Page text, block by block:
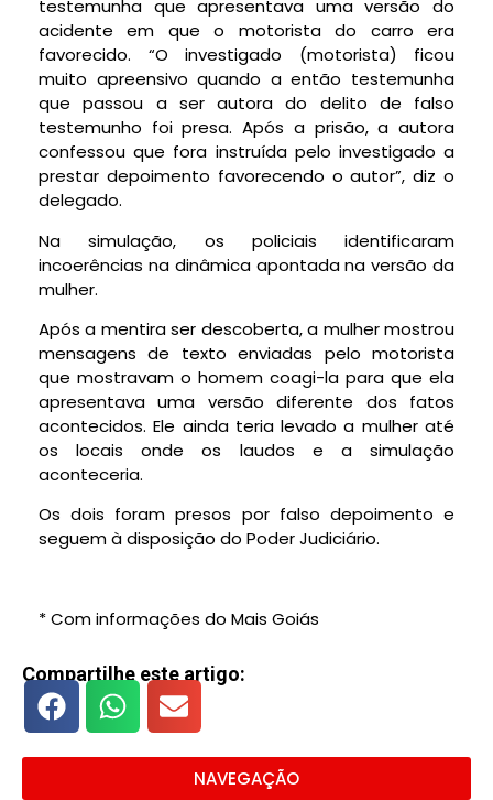
testemunha que apresentava uma versão do
acidente em que o motorista do carro era
favorecido. “O investigado (motorista) ficou
muito apreensivo quando a então testemunha
que passou a ser autora do delito de falso
testemunho foi presa. Após a prisão, a autora
confessou que fora instruída pelo investigado a
prestar depoimento favorecendo o autor”, diz o
delegado.
Na simulação, os policiais identificaram
incoerências na dinâmica apontada na versão da
mulher.
Após a mentira ser descoberta, a mulher mostrou
mensagens de texto enviadas pelo motorista
que mostravam o homem coagi-la para que ela
apresentava uma versão diferente dos fatos
acontecidos. Ele ainda teria levado a mulher até
os locais onde os laudos e a simulação
aconteceria.
Os dois foram presos por falso depoimento e
seguem à disposição do Poder Judiciário.
* Com informações do Mais Goiás
Compartilhe este artigo:
NAVEGAÇÃO